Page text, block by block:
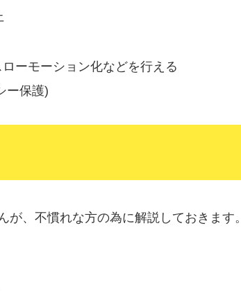
ーモーション化などを行える
ー保護)
、不慣れな方の為に解説しておきます。